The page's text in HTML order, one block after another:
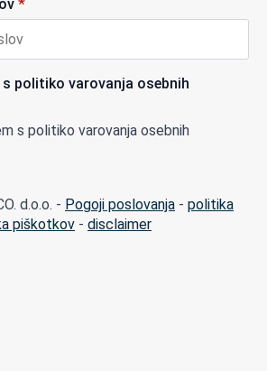
*
s politiko varovanja osebnih
s politiko varovanja osebnih
d.o.o. - Pogoji poslovanja - politika
piškotkov - disclaimer